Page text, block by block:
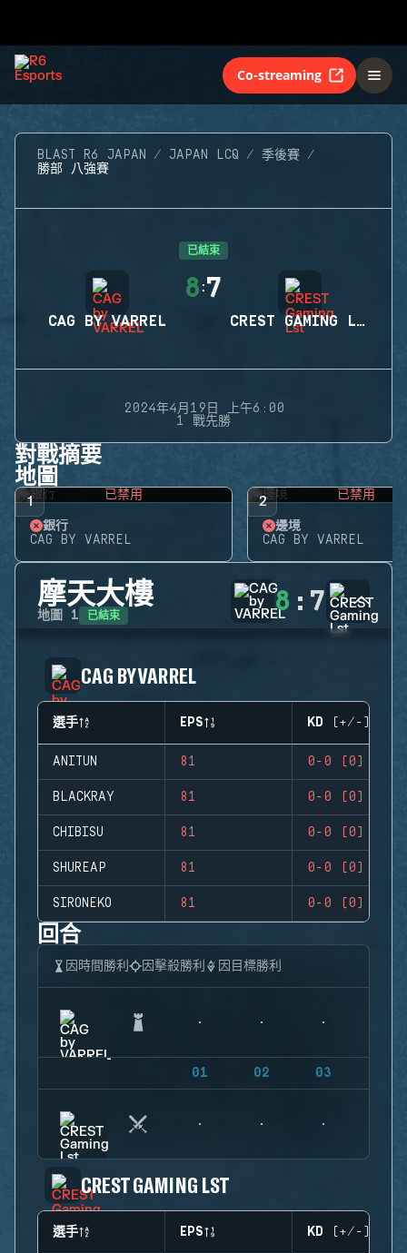
Co-streaming
BLAST R6 JAPAN JAPAN LCQ
季後賽
勝部 八強賽
已結束
CAG BY VARREL
8 :7
CREST GAMING LST
2024年4月19日 上午6:00
1 戰先勝
對戰摘要
地圖
1 已禁用
銀行
CAG BY VARREL
2 已禁用
邊境
CAG BY VARREL
摩天大樓
地圖 1 已結束 8 : 7
CAG BY VARREL
選手 EPS KD (+/-)
ANITUN 81 0-0 (0)
BLACKRAY 81 0-0 (0)
CHIBISU 81 0-0 (0)
SHUREAP 81 0-0 (0)
SIRONEKO 81 0-0 (0)
回合
因時間勝利 因擊殺勝利 因目標勝利
01 02 03
CREST GAMING LST
選手 EPS KD (+/-)